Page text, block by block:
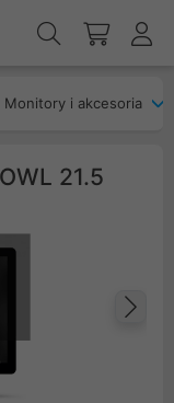
Monitory i akcesoria
21.5